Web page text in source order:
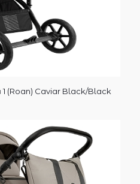
1 (Roan) Caviar Black/Black